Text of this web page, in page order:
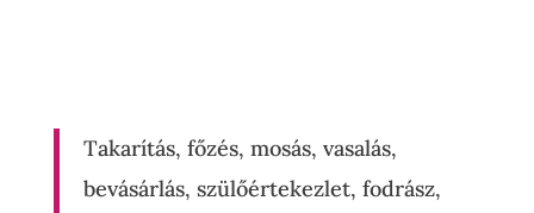
Takarítás, főzés, mosás, vasalás,
bevásárlás, szülőértekezlet, fodrász,